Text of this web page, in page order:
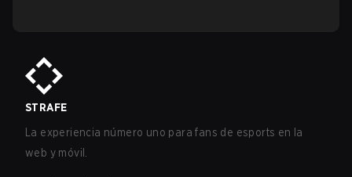
STRAFE
La experiencia número uno para fans de esports en la
web y móvil.